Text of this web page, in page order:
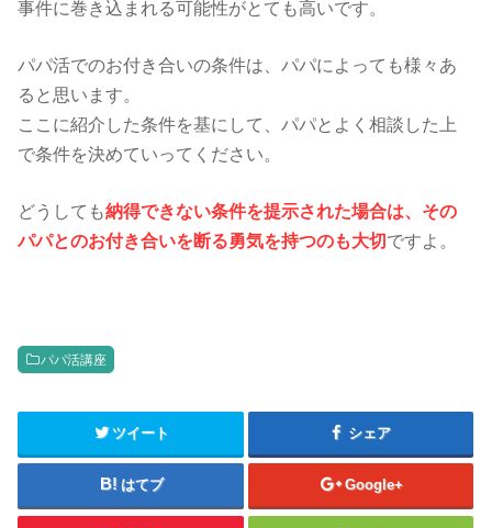
事件に巻き込まれる可能性がとても高いです。
パパ活でのお付き合いの条件は、パパによっても様々あ
ると思います。
ここに紹介した条件を基にして、パパとよく相談した上
で条件を決めていってください。
どうしても納得できない条件を提示された場合は、その
パパとのお付き合いを断る勇気を持つのも大切 ですよ。
パパ活講座
ツイート シェア
はてブ Google+